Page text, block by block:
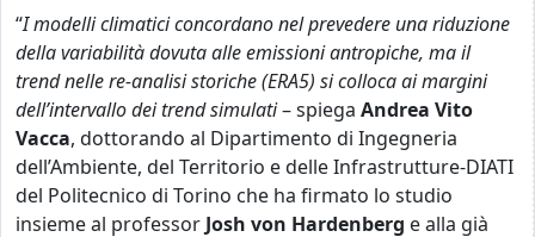
“I modelli climatici concordano nel prevedere una riduzione
della variabilità dovuta alle emissioni antropiche, ma il
trend nelle re-analisi storiche (ERA5) si colloca ai margini
dell’intervallo dei trend simulati– spiega Andrea Vito
Vacca, dottorando al Dipartimento di Ingegneria
dell’Ambiente, del Territorio e delle Infrastrutture-DIATI
del Politecnico di Torino che ha firmato lo studio
insieme al professor Josh von Hardenberg e alla già